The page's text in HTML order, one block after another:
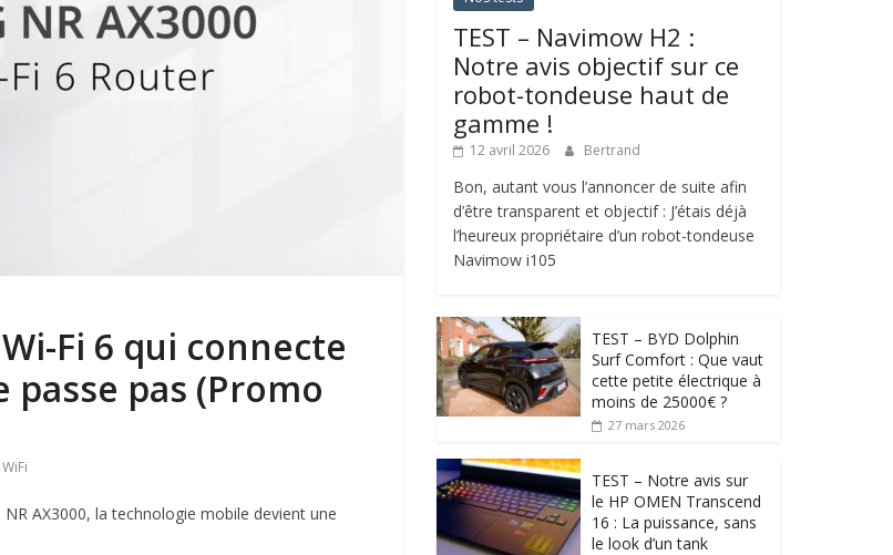
Fi 6 qui connecte
pas (Promo
WiFi
AX3000, la technologie mobile devient une
TEST – Navimow H2 :
Notre avis objectif sur ce
robot-tondeuse haut de
gamme !
12 avril 2026 Bertrand
Bon, autant vous l’annoncer de suite afin
d’être transparent et objectif : J’étais déjà
l’heureux propriétaire d’un robot-tondeuse
Navimow i105
TEST – BYD Dolphin
Surf Comfort : Que vaut
cette petite électrique à
moins de 25000€ ?
27 mars 2026
TEST – Notre avis sur
le HP OMEN Transcend
16 : La puissance, sans
le look d’un tank